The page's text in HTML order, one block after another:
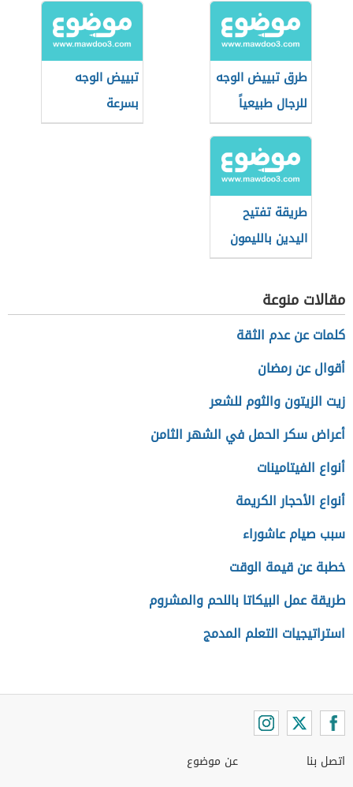
طرق تبييض الوجه
للرجال طبيعياً
بالمنزل بسرعة
تبييض الوجه
بسرعة
طريقة تفتيح
اليدين بالليمون
مقالات منوعة
كلمات عن عدم الثقة
أقوال عن رمضان
زيت الزيتون والثوم للشعر
أعراض سكر الحمل في الشهر الثامن
أنواع الفيتامينات
أنواع الأحجار الكريمة
سبب صيام عاشوراء
خطبة عن قيمة الوقت
طريقة عمل البيكاتا باللحم والمشروم
استراتيجيات التعلم المدمج
اتصل بنا
عن موضوع